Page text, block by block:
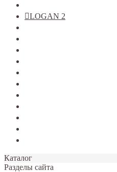
LOGAN 2
Каталог
Разделы сайта